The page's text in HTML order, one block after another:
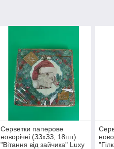
Серветки паперове
новорічні (ЗЗхЗЗ, 18шт)
"Вітання від зайчика" Luxy